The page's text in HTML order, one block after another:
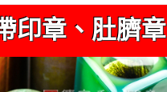
印章、肚臍章